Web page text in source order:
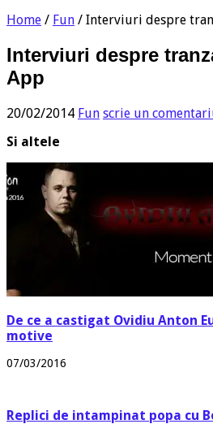
Home / Fun / Interviuri despre
Interviuri despre
App
20/02/2014 Fun scrie un
Si altele
De ce a castigat Ovidiu Anton
motive
07/03/2016
Replici de intampinat popa cu